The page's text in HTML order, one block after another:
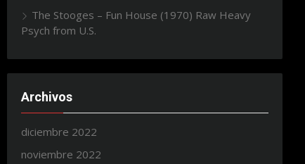
The Stooges – Fun House (1970) Raw Heavy
Psych from U.S.
Archivos
diciembre 2022
noviembre 2022